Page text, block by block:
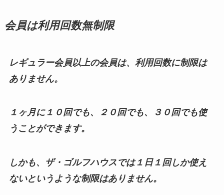
会員は利用回数無制限
レギュラー会員以上の会員は、利用回数に制限は
ありません。
１ヶ月に１０回でも、２０回でも、３０回でも使
うことができます。
しかも、ザ・ゴルフハウスでは１日１回しか使え
ないというような制限はありません。